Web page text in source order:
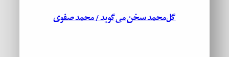
گل‌محمد سخن می‌گوید / محمد صفوی